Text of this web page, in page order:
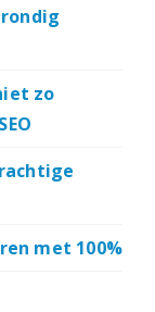
zo
met 100%